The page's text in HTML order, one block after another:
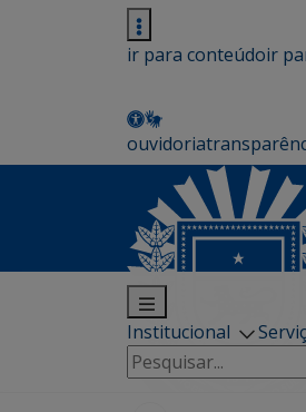
ir para conteúdoir
ouvidoria
Institucional
Pesquisar
por: